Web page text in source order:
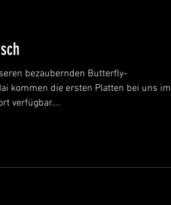
3D Planung
bezaubernden Butterfly-
kommen die ersten Platten bei uns im
verfügbar....